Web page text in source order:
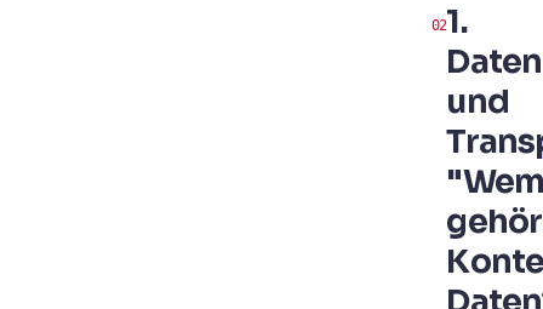
1.
und